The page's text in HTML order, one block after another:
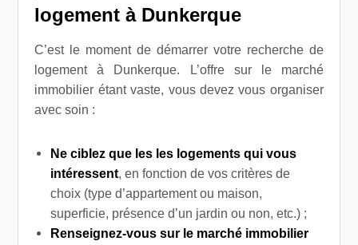
logement à Dunkerque
C’est le moment de démarrer votre recherche de
logement à Dunkerque. L’offre sur le marché
immobilier étant vaste, vous devez vous organiser
avec soin :
Ne ciblez que les les logements qui vous
intéressent, en fonction de vos critères de
choix (type d’appartement ou maison,
superficie, présence d’un jardin ou non, etc.) ;
Renseignez-vous sur le marché immobilier